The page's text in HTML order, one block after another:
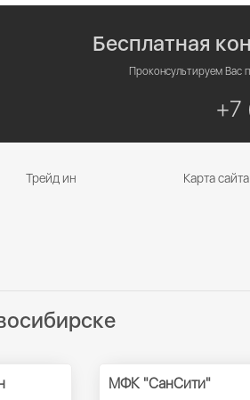
Бесплатная
Проконсультируем Вас
+7
Трейд ин
Карта сайта
МФК "СанСити"